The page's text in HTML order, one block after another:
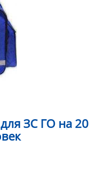
ЗС ГО на 20